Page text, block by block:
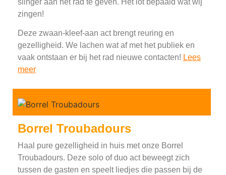
zingen!
Deze zwaan-kleef-aan act brengt reuring en
gezelligheid. We lachen wat af met het publiek en
vaak ontstaan er bij het rad nieuwe contacten! Lees
meer
Borrel Troubadours
Haal pure gezelligheid in huis met onze Borrel
Troubadours. Deze solo of duo act beweegt zich
tussen de gasten en speelt liedjes die passen bij de